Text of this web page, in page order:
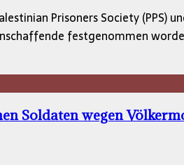
Prisoners Society (PPS)
festgenommen
Soldaten wegen